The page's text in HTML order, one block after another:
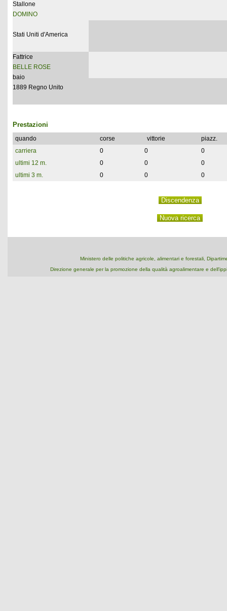
Stallone
DOMINO
Stati Uniti d'America
Fattrice
BELLE ROSE
baio
1889 Regno Unito
Prestazioni
quando corse vittorie
piazz.
carriera
0 0
0
ultimi 12 m.
0 0
0
ultimi 3 m.
0 0 0
Ministero delle politiche agricole, alimentari e forestali,
Direzione generale per la promozione della qualità agroalimentare e